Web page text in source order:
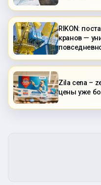
RIKON:
кранов —
Zila cena –
цены уже